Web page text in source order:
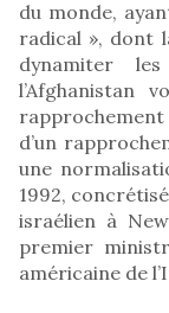
du monde,
radical », dont
dynamiter
l’Afghanistan
rapprochement
d’un
une
1992,
israélien à
premier
américaine de